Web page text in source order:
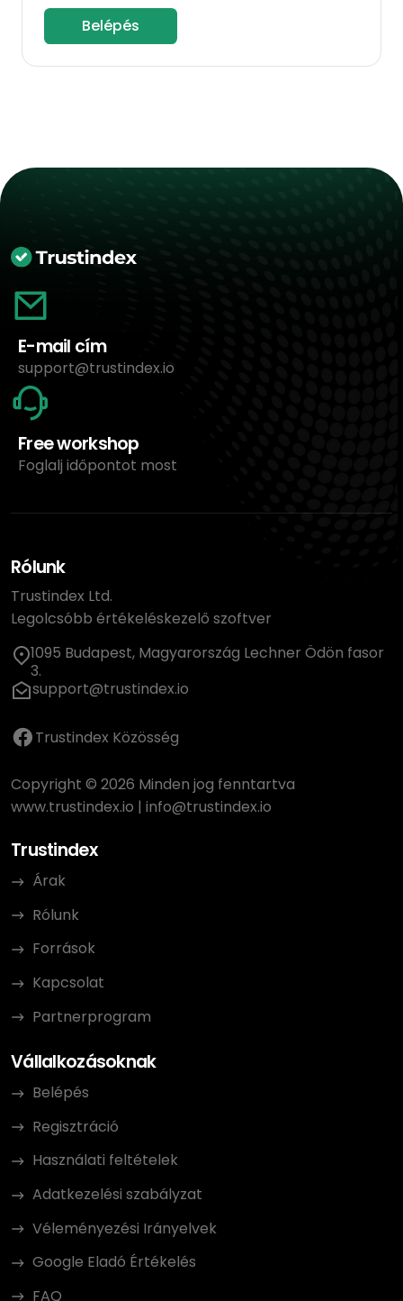
Belépés
E-mail cím
support@trustindex.io
Free workshop
Foglalj időpontot most
Rólunk
Trustindex Ltd.
Legolcsóbb értékeléskezelő szoftver
1095 Budapest, Magyarország Lechner Ödön fasor
3.
support@trustindex.io
Trustindex Közösség
Copyright © 2026 Minden jog fenntartva
www.trustindex.io | info@trustindex.io
Trustindex
Árak
Rólunk
Források
Kapcsolat
Partnerprogram
Vállalkozásoknak
Belépés
Regisztráció
Használati feltételek
Adatkezelési szabályzat
Véleményezési Irányelvek
Google Eladó Értékelés
FAQ